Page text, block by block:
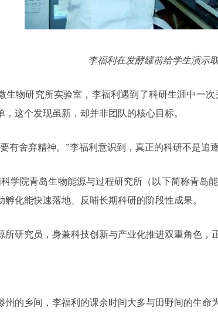
李福利在发酵罐前给学生演示
生物研究所实验室，李福利遇到了科研生涯中一
这个发现虽新，却并非团队的核心目标。
有舍弃精神。”李福利意识到，真正的科研不是追
学院青岛生物能源与过程研究所（以下简称青岛
化能快速落地、反哺长期科研的阶段性成果。
研究员，身兼科技创新与产业化推进双重角色，
州的乡间，李福利的课余时间大多与田野间的生命